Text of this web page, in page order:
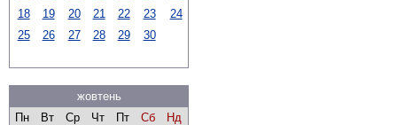
18
19 20 21 22 23
24
25
26 27 28 29 30
жовтень
Пн
Вт Ср Чт Пт Сб
Нд